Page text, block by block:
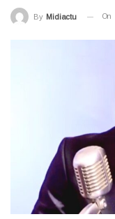
By Midiactu On